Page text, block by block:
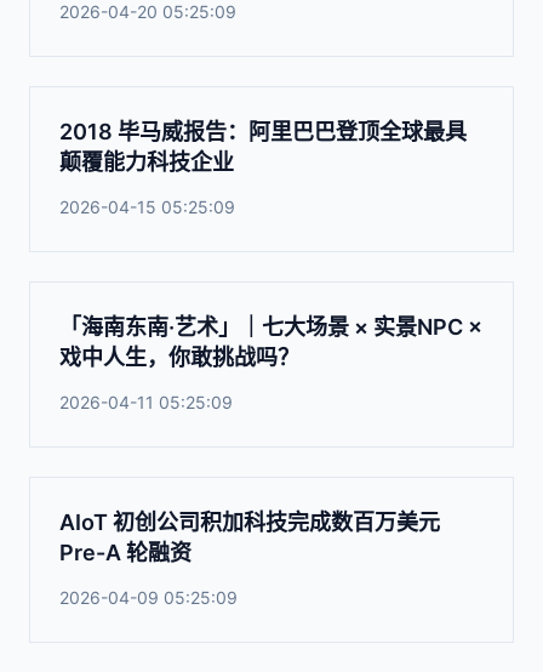
2026-04-20 05:25:09
2018 毕马威报告：阿里巴巴登顶全球最具
颠覆能力科技企业
2026-04-15 05:25:09
「海南东南·艺术」｜七大场景 × 实景NPC ×
戏中人生，你敢挑战吗？
2026-04-11 05:25:09
AIoT 初创公司积加科技完成数百万美元
Pre-A 轮融资
2026-04-09 05:25:09